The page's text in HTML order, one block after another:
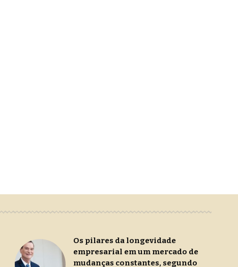
Os pilares da longevidade
empresarial em um mercado de
mudanças constantes, segundo